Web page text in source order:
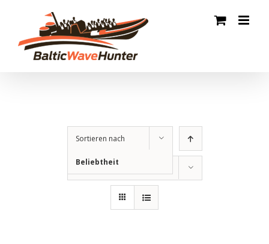
springen
Sortieren nach
Beliebtheit
Zeige12 Produkte